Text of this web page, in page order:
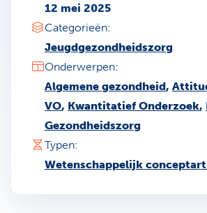
12 mei 2025
Categorieën:
Jeugdgezondheidszorg
Onderwerpen:
Algemene gezondheid,
VO, Kwantitatief Onderzoek,
Gezondheidszorg
Typen:
Wetenschappelijk